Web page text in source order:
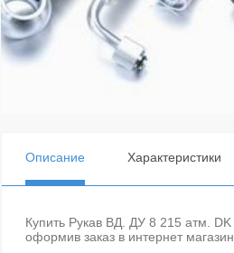
Описание Характеристики
Купить Рукав ВД. ДУ 8 215 атм.
оформив заказ в интернет